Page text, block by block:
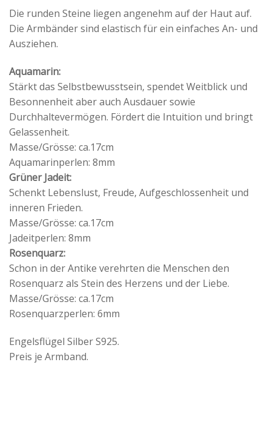
Die runden Steine liegen angenehm auf der Haut auf.
Die Armbänder sind elastisch für ein einfaches An- und
Ausziehen.
Aquamarin:
Stärkt das Selbstbewusstsein, spendet Weitblick und
Besonnenheit aber auch Ausdauer sowie
Durchhaltevermögen. Fördert die Intuition und bringt
Gelassenheit.
Masse/Grösse: ca.17cm
Aquamarinperlen: 8mm
Grüner Jadeit:
Schenkt Lebenslust, Freude, Aufgeschlossenheit und
inneren Frieden.
Masse/Grösse: ca.17cm
Jadeitperlen: 8mm
Rosenquarz:
Schon in der Antike verehrten die Menschen den
Rosenquarz als Stein des Herzens und der Liebe.
Masse/Grösse: ca.17cm
Rosenquarzperlen: 6mm
Engelsflügel Silber S925.
Preis je Armband.